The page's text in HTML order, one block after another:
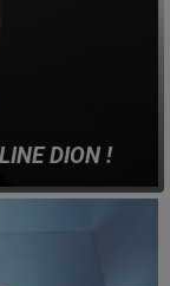
DION !
dates